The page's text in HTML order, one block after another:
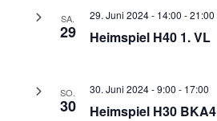
SA.
29 Heimspiel H40 1. VL
29. Juni 2024 - 14:00 -21:00
SO.
30 Heimspiel H30 BKA4
30. Juni 2024 - 9:00 - 17:00